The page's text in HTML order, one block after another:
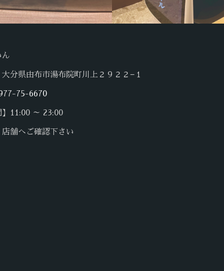
ん
分県由布市湯布院町川上２９２２−１
75-6670
】11:00 ～ 23:00
舗へご確認下さい